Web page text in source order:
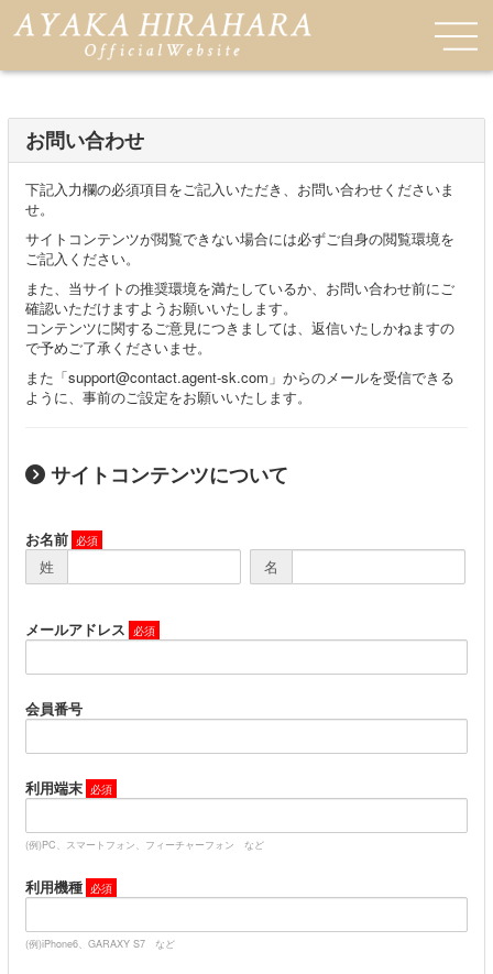
お問い合わせ
下記入力欄の必須項目をご記入いただき、お問い合わせくださいま
せ。
サイトコンテンツが閲覧できない場合には必ずご自身の閲覧環境を
ご記入ください。
また、当サイトの推奨環境を満たしているか、お問い合わせ前にご
確認いただけますようお願いいたします。
コンテンツに関するご意見につきましては、返信いたしかねますの
で予めご了承くださいませ。
また「support@contact.agent-sk.com」からのメールを受信できる
ように、事前のご設定をお願いいたします。
サイトコンテンツについて
お名前
姓
名
メールアドレス
会員番号
利用端末
(例)PC、スマートフォン、フィーチャーフォン など
利用機種
(例)iPhone6、GARAXY S7 など